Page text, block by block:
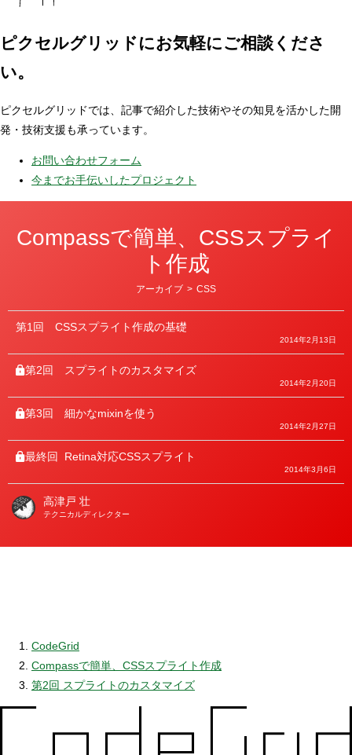
ピクセルグリッドにお気軽にご相談くださ
い。
ピクセルグリッドでは、記事で紹介した技術やその知見を活かした開
発・技術支援も承っています。
お問い合わせフォーム
今までお手伝いしたプロジェクト
Compassで簡単、CSSスプライ
ト作成
カ
ゴ
リ
ー
アーカイブ > CSS
第1回 CSSスプライト作成の基礎
2014年2月13日
第2回 スプライトのカスタマイズ
2014年2月20日
第3回 細かなmixinを使う
2014年2月27日
最終回 Retina対応CSSスプライト
2014年3月6日
著
高津戸 壮
テクニカルディレクター
CodeGrid
Compassで簡単、CSSスプライト作成
第2回 スプライトのカスタマイズ